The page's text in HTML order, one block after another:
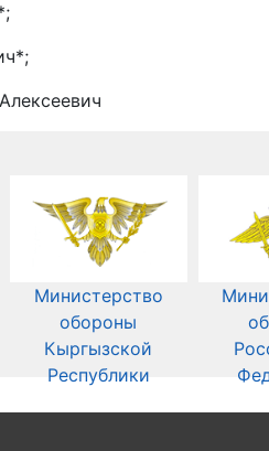
Министерство
обороны
Кыргызской
Республики